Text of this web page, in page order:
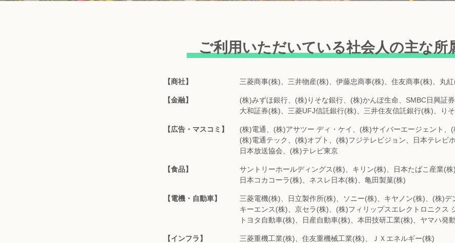
ご利用いただいている社会人の主な所
【商社】 三菱商事(株)、三井物産(株)、伊藤忠商事(株)、住友商事(株)、丸
【金融】
(株)みずほ銀行、(株)りそな銀行、(株)かんぽ生命、SMBC日興証券
大和証券(株)、三菱UFJ信託銀行(株)、三井住友信託銀行(株)、り
【広告・マスコミ】
(株)電通、(株)アサツー ディ・ケイ、(株)サイバーエージェント、(
(株)電通テック、(株)オプト、(株)フジテレビジョン、日本テレビ
日本放送協会、(株)テレビ東京
【食品】
サントリーホールディングス(株)、キリン(株)、日本たばこ産業(株)
日本コカコーラ(株)、ネスレ日本(株)、亀田製菓(株)
【電機・自動車】
三菱電機(株)、日立製作所(株)、ソニー(株)、キヤノン(株)、(株)デ
キーエンス(株)、京セラ(株)、(株)フィリップスエレクトロニクス
トヨタ自動車(株)、日産自動車(株)、本田技研工業(株)、ヤマハ発
【インフラ】 三菱重機工業(株)、住友重機械工業(株)、ＪＸエネルギー(株)